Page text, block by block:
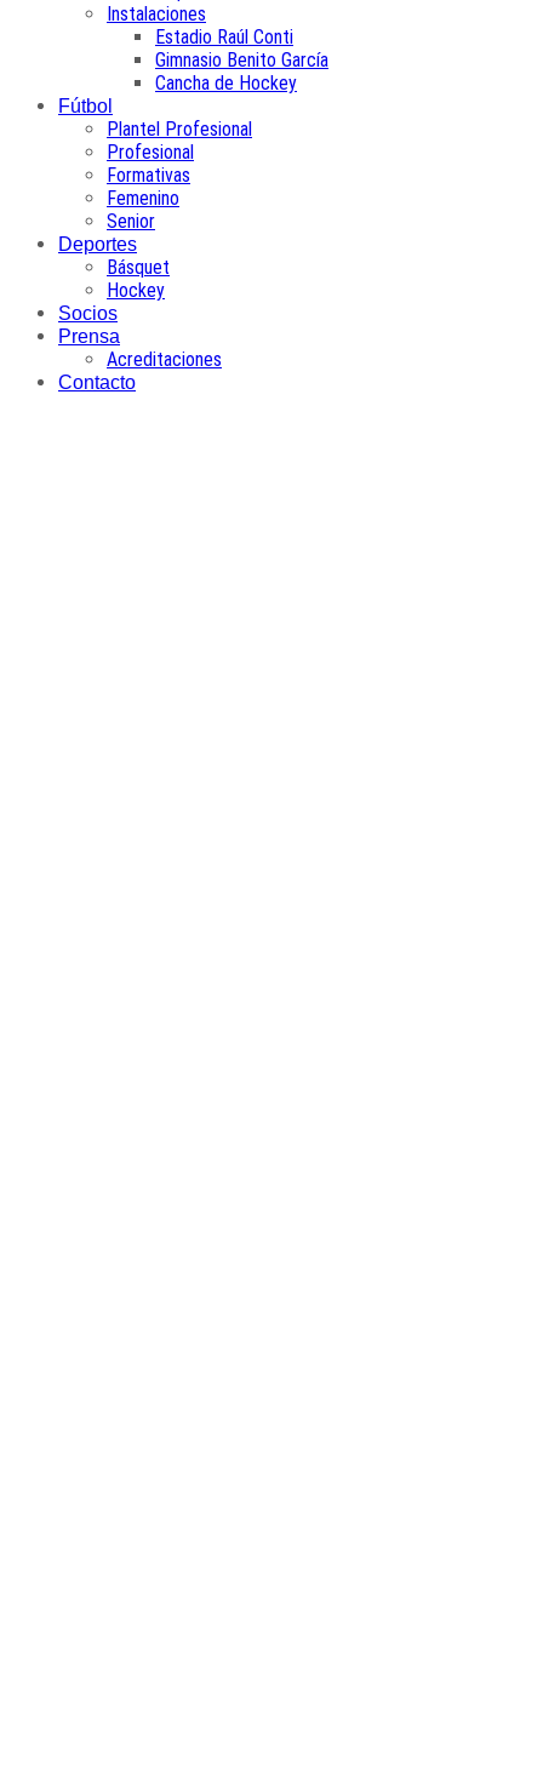
Instalaciones
Estadio Raúl Conti
Gimnasio Benito García
Cancha de Hockey
Fútbol
Plantel Profesional
Profesional
Formativas
Femenino
Senior
Deportes
Básquet
Hockey
Socios
Prensa
Acreditaciones
Contacto